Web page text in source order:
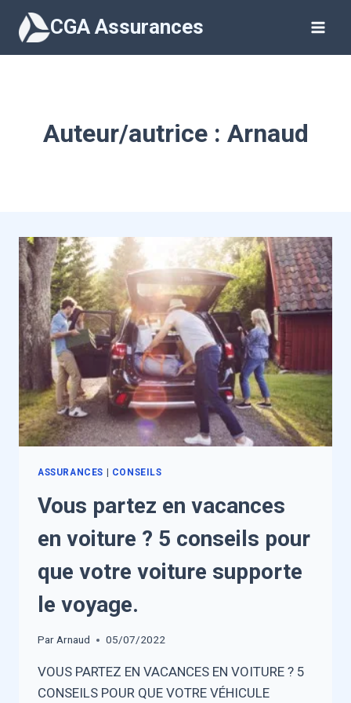
contenu
CGA Assurances
Auteur/autrice : Arnaud
ASSURANCES | CONSEILS
Vous partez en vacances
en voiture ? 5 conseils pour
que votre voiture supporte
le voyage.
Par Arnaud 05/07/2022
VOUS PARTEZ EN VACANCES EN VOITURE ? 5
CONSEILS POUR QUE VOTRE VÉHICULE